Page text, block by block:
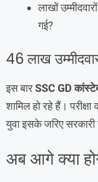
लाखों
गई?
46 लाख
इस बारSSC GD
शामिल हो रहे हैं।
युवा इसके जरिए
अब आगे क्या